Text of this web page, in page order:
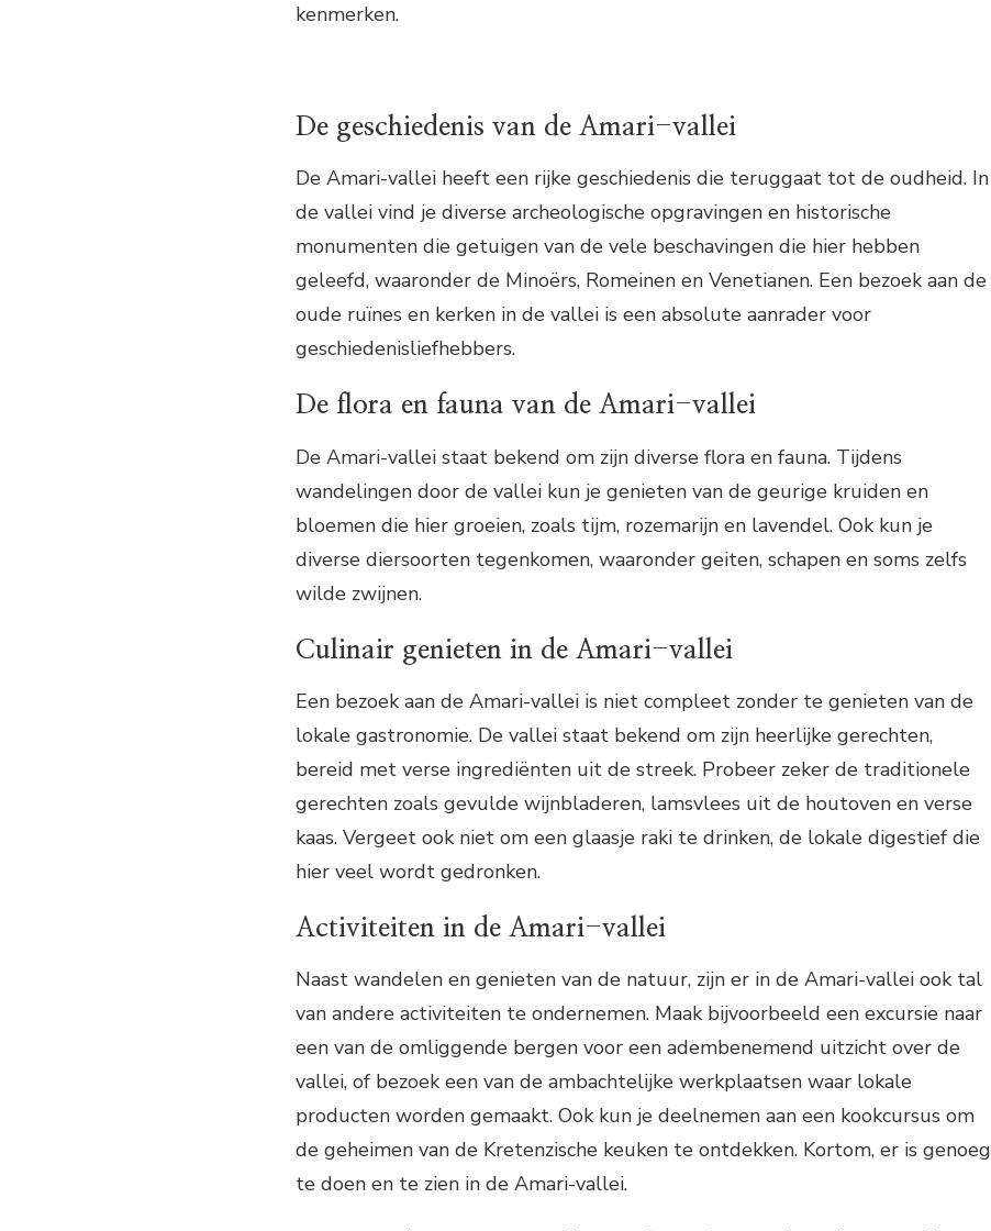
kenmerken.
De geschiedenis van de Amari-vallei
De Amari-vallei heeft een rijke geschiedenis die teruggaat tot de oudheid. In
de vallei vind je diverse archeologische opgravingen en historische
monumenten die getuigen van de vele beschavingen die hier hebben
geleefd, waaronder de Minoërs, Romeinen en Venetianen. Een bezoek aan de
oude ruïnes en kerken in de vallei is een absolute aanrader voor
geschiedenisliefhebbers.
De flora en fauna van de Amari-vallei
De Amari-vallei staat bekend om zijn diverse flora en fauna. Tijdens
wandelingen door de vallei kun je genieten van de geurige kruiden en
bloemen die hier groeien, zoals tijm, rozemarijn en lavendel. Ook kun je
diverse diersoorten tegenkomen, waaronder geiten, schapen en soms zelfs
wilde zwijnen.
Culinair genieten in de Amari-vallei
Een bezoek aan de Amari-vallei is niet compleet zonder te genieten van de
lokale gastronomie. De vallei staat bekend om zijn heerlijke gerechten,
bereid met verse ingrediënten uit de streek. Probeer zeker de traditionele
gerechten zoals gevulde wijnbladeren, lamsvlees uit de houtoven en verse
kaas. Vergeet ook niet om een glaasje raki te drinken, de lokale digestief die
hier veel wordt gedronken.
Activiteiten in de Amari-vallei
Naast wandelen en genieten van de natuur, zijn er in de Amari-vallei ook tal
van andere activiteiten te ondernemen. Maak bijvoorbeeld een excursie naar
een van de omliggende bergen voor een adembenemend uitzicht over de
vallei, of bezoek een van de ambachtelijke werkplaatsen waar lokale
producten worden gemaakt. Ook kun je deelnemen aan een kookcursus om
de geheimen van de Kretenzische keuken te ontdekken. Kortom, er is genoeg
te doen en te zien in de Amari-vallei.